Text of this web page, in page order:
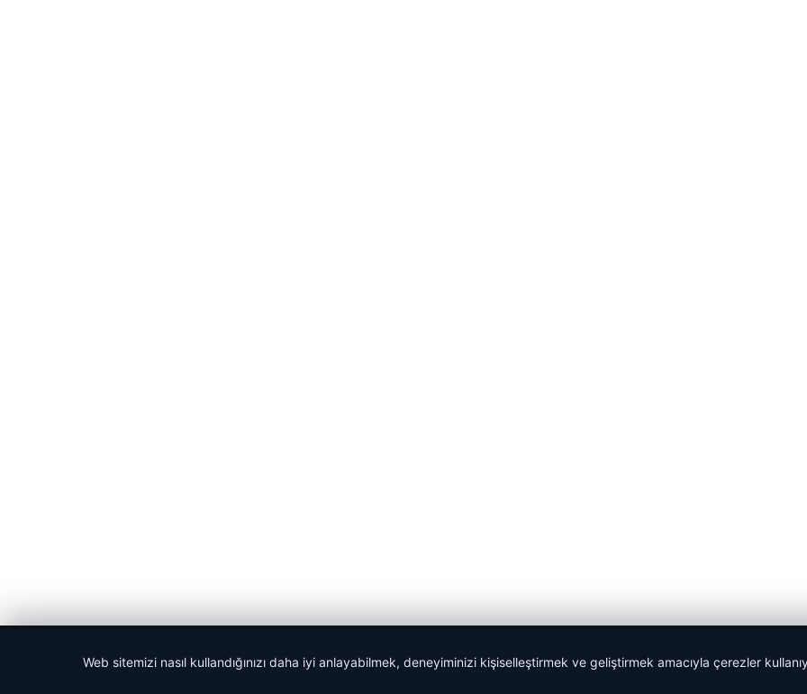
Web sitemizi nasıl kullandığınızı daha iyi anlayabilmek, deneyiminizi kişiselleştirmek ve geliştirmek amacıyla çerezler